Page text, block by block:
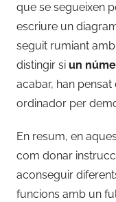
que se segueixen
escriure un
seguit rumiant
distingir si un
acabar, han
ordinador per
En resum, en
com donar
aconseguir
funcions amb un